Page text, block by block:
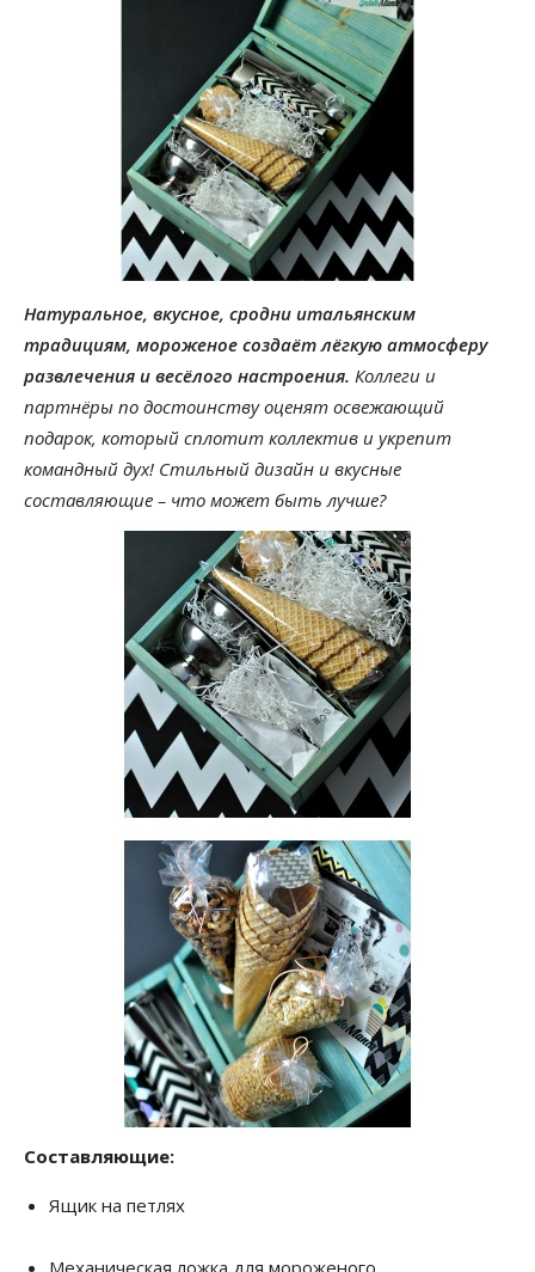
Натуральное, вкусное, сродни итальянским
традициям, мороженое создаёт лёгкую атмосферу
развлечения и весёлого настроения. Коллеги и
партнёры по достоинству оценят освежающий
подарок, который сплотит коллектив и укрепит
командный дух! Стильный дизайн и вкусные
составляющие – что может быть лучше?
Составляющие:
Ящик на петлях